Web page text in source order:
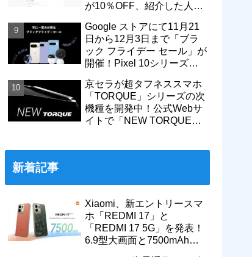
が10％OFF、紹介した人は
ト付与
Google ストアにて11月21
日から12月3日まで「ブラ
ック フライデー セール」が
開催！Pixel 10シリーズや
に
京セラが超タフネススマホ
「TORQUE」シリーズの次
機種を開発中！公式Webサ
イトで「NEW TORQUE」
新着記事
Xiaomi、新エントリースマ
ホ「REDMI 17」と
「REDMI 17 5G」を発表！
6.9型大画面と7500mAhバ